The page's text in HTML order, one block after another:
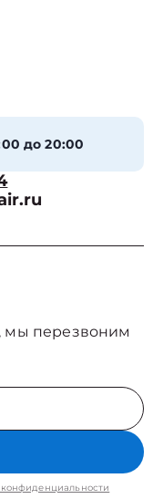
до 20:00
мы перезвоним